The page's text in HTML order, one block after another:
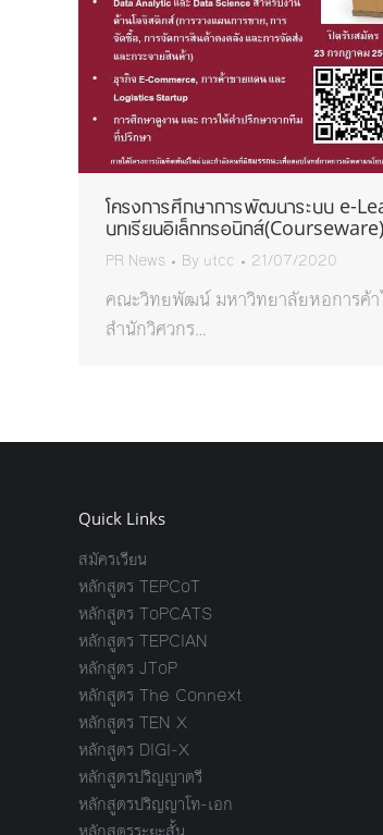
โครงการศึกษาการพัฒนาระบบ e-
บทเรียนอิเล็กทรอนิกส์(Courseware)
PR News By utcc 21/07/2020
คณะวิทยพัฒน์ มหาวิทยาลัยหอการค้า
สำนักวิศวกร…
Quick Links
สมัครเรียน
หลักสูตร TEPCoT
หลักสูตร ToPCATS
หลักสูตร TEPCIAN
หลักสูตร JToP
หลักสูตร The Connext
หลักสูตร TEN X
หลักสูตร DIGI-X
หลักสูตรปริญญาตรี
หลักสูตรปริญญาโท-เอก